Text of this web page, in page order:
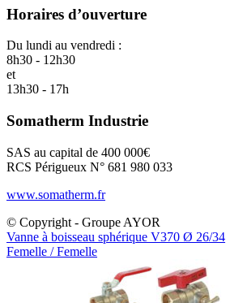
Horaires d’ouverture
Du lundi au vendredi :
8h30 - 12h30
et
13h30 - 17h
Somatherm Industrie
SAS au capital de 400 000€
RCS Périgueux N° 681 980 033
www.somatherm.fr
© Copyright - Groupe AYOR
Vanne à boisseau sphérique V370 Ø 26/34
Femelle / Femelle